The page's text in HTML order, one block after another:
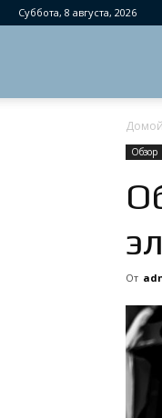
Суббота, 8 августа, 2026
Домой
Обзор
От